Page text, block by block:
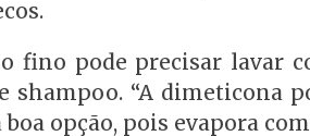
fino pode precisar lavar
shampoo. “A dimeticona
opção, pois evapora